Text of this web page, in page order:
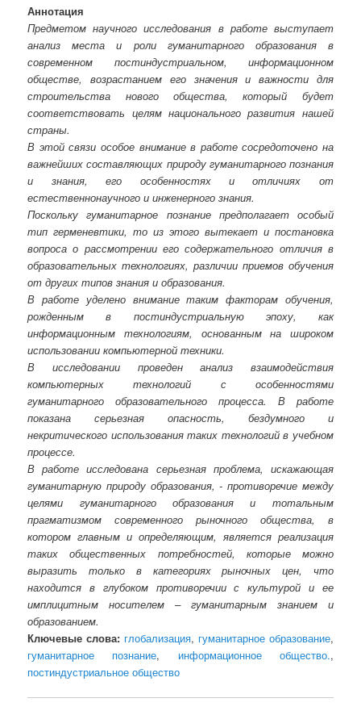
Аннотация
Предметом научного исследования в работе выступает
анализ места и роли гуманитарного образования в
современном постиндустриальном, информационном
обществе, возрастанием его значения и важности для
строительства нового общества, который будет
соответствовать целям национального развития нашей
страны.
В этой связи особое внимание в работе сосредоточено на
важнейших составляющих природу гуманитарного познания
и знания, его особенностях и отличиях от
естественнонаучного и инженерного знания.
Поскольку гуманитарное познание предполагает особый
тип герменевтики, то из этого вытекает и постановка
вопроса о рассмотрении его содержательного отличия в
образовательных технологиях, различии приемов обучения
от других типов знания и образования.
В работе уделено внимание таким факторам обучения,
рожденным в постиндустриальную эпоху, как
информационным технологиям, основанным на широком
использовании компьютерной техники.
В исследовании проведен анализ взаимодействия
компьютерных технологий с особенностями
гуманитарного образовательного процесса. В работе
показана серьезная опасность, бездумного и
некритического использования таких технологий в учебном
процессе.
В работе исследована серьезная проблема, искажающая
гуманитарную природу образования, - противоречие между
целями гуманитарного образования и тотальным
прагматизмом современного рыночного общества, в
котором главным и определяющим, является реализация
таких общественных потребностей, которые можно
выразить только в категориях рыночных цен, что
находится в глубоком противоречии с культурой и ее
имплицитным носителем – гуманитарным знанием и
образованием.
Ключевые слова: глобализация, гуманитарное образование,
гуманитарное познание, информационное общество.,
постиндустриальное общество